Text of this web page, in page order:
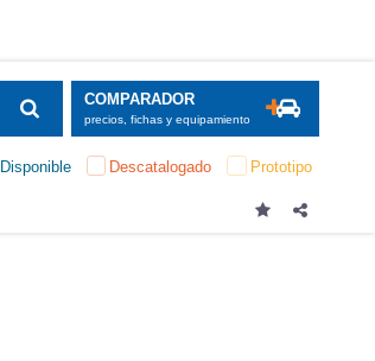
COMPARADOR
precios, fichas y equipamiento
Disponible Descatalogado Prototipo